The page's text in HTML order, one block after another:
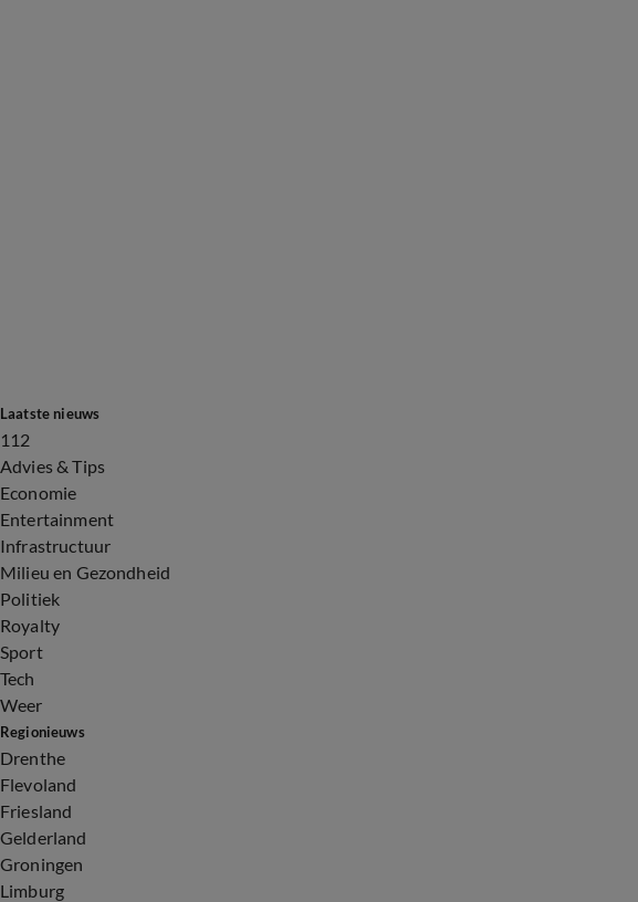
Laatste nieuws
112
Advies & Tips
Economie
Entertainment
Infrastructuur
Milieu en Gezondheid
Politiek
Royalty
Sport
Tech
Weer
Regionieuws
Drenthe
Flevoland
Friesland
Gelderland
Groningen
Limburg